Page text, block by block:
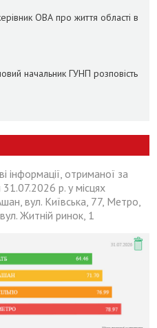
ОВА про життя області в
начальник ГУНП розповість
інформації, отриманої за
р. у місцях
вул. Київська, 77, Метро,
Житній ринок, 1